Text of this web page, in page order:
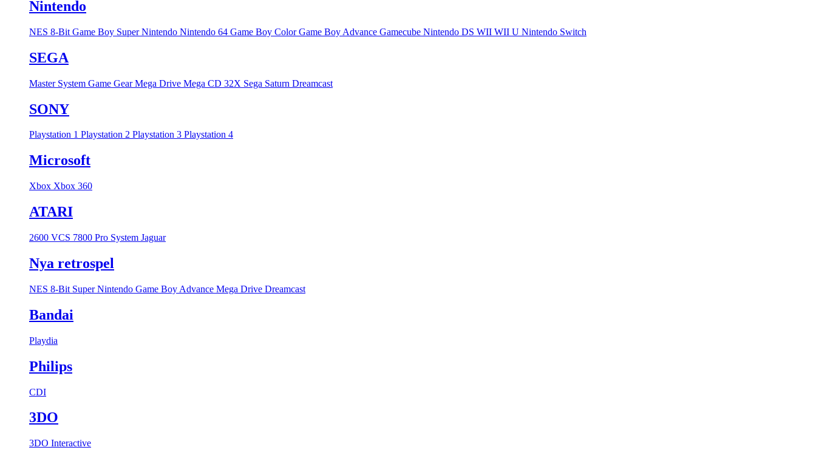
Nintendo
NES 8-Bit Game Boy Super Nintendo Nintendo 64 Game Boy ColorGame Boy Advance Gamecube Nintendo DS WII WII U Nintendo Switch
SEGA
Master System Game GearMega Drive Mega CD 32X Sega Saturn Dreamcast
SONY
Playstation 1 Playstation 2 Playstation 3 Playstation 4
Microsoft
Xbox Xbox 360
ATARI
2600 VCS 7800 Pro System Jaguar
Nya retrospel
NES 8-Bit Super Nintendo Game Boy Advance Mega Drive Dreamcast
Bandai
Playdia
Philips
CDI
3DO
3DO Interactive